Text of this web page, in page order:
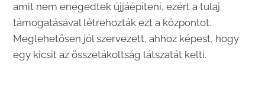
amit nem enegedtek újjáépíteni, ezért a tulaj
támogatásával létrehozták ezt a központot.
Meglehetősen jól szervezett, ahhoz képest, hogy
egy kicsit az összetákoltság látszatát kelti.